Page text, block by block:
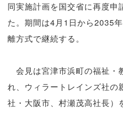
同実施計画を国交省に再度申
た。期間は4月1日から2035
離方式で継続する。
会見は宮津市浜町の福祉・
れ、ウィラートレインズ社の
社・大阪市、村瀬茂高社長）